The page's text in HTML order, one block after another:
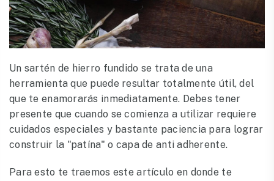
Un sartén de hierro fundido se trata de una
herramienta que puede resultar totalmente útil, del
que te enamorarás inmediatamente. Debes tener
presente que cuando se comienza a utilizar requiere
cuidados especiales y bastante paciencia para lograr
construir la "patína" o capa de anti adherente.
Para esto te traemos este artículo en donde te